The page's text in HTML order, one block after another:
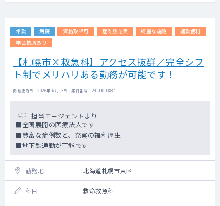
第2・4土曜：日当直なので80,000円/回
常勤 病院 資格取得可 症例数充実 綺麗な施設
通勤便利
学会補助あり
【札幌市×救急科】アクセス抜群／完全シフ
ト制でメリハリある勤務が可能です！
掲載更新日 : 2026年07月13日 案件番号 : 24-JI000884
担当エージェントより
■全国展開の医療法人です
■豊富な症例数と、充実の福利厚生
■地下鉄通勤が可能です
勤務地 北海道札幌市東区
科目 救命救急科